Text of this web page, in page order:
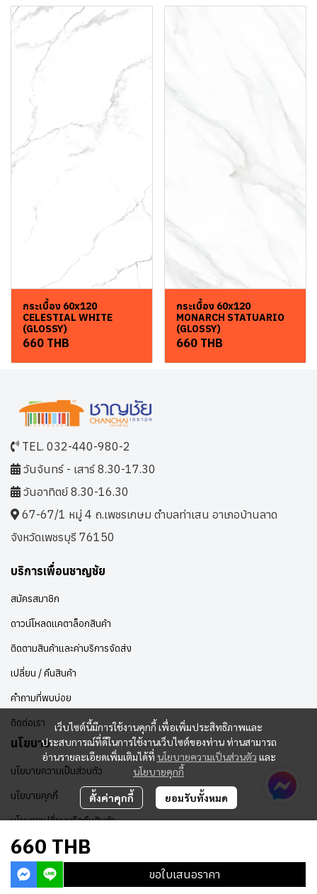
กระเบื้อง 60x120
CELESTIAL WHITE
(GLOSSY)
660 THB
กระเบื้อง 60x120
MONARCH STATUARIO
(GLOSSY)
660 THB
660 THB
ขอใบเสนอราคา
เว็บไซต์นี้มีการใช้งานคุกกี้ เพื่อเพิ่มประสิทธิภาพและ
ประสบการณ์ที่ดีในการใช้งานเว็บไซต์ของท่าน ท่านสามารถ
อ่านรายละเอียดเพิ่มเติมได้ที่ นโยบายความเป็นส่วนตัว และ
นโยบายคุกกี้
ตั้งค่าคุกกี้ ยอมรับทั้งหมด
TEL. 032-440-980-2
วันจันทร์ - เสาร์ 8.30-17.30
วันอาทิตย์ 8.30-16.30
67-67/1 หมู่ 4 ถ.เพชรเกษม ตำบลท่าเสน อาเภอบ้านลาด
จังหวัดเพชรบุรี 76150
บริการเพื่อนชาญชัย
สมัครสมาชิก
ดาวน์โหลดแคตาล็อกสินค้า
ติดตามสินค้าและค่าบริการจัดส่ง
เปลี่ยน / คืนสินค้า
คำถามที่พบบ่อย
ติดต่อเรา
นโยบาย
นโยบายความเป็นส่วนตัว
นโยบายคุกกี้
นโยบายเปลี่ยนหรือคืนสินค้า
Copyright | All Rights Reserved | Powered by MWE